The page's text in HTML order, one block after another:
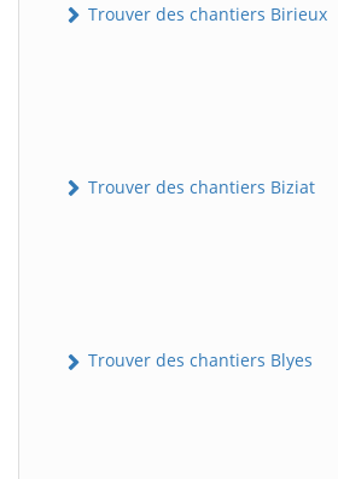
Trouver des chantiers Birieux
Trouver des chantiers Biziat
Trouver des chantiers Blyes